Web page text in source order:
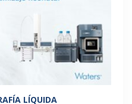
LÍQUIDA